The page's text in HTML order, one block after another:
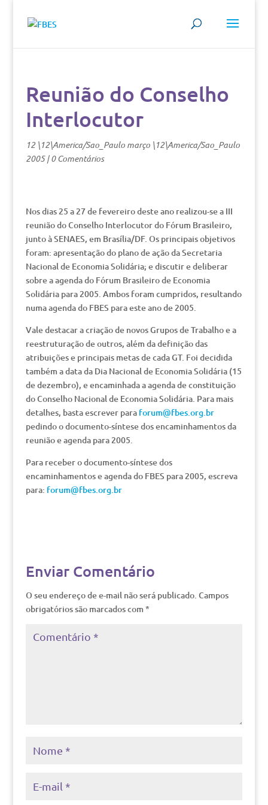
Reunião do Conselho
Interlocutor
12 \12\America/Sao_Paulo março \12\America/Sao_Paulo
2005|0 Comentários
Nos dias 25 a 27 de fevereiro deste ano realizou-se a III
reunião do Conselho Interlocutor do Fórum Brasileiro,
junto à SENAES, em Brasília/DF. Os principais objetivos
foram: apresentação do plano de ação da Secretaria
Nacional de Economia Solidária; e discutir e deliberar
sobre a agenda do Fórum Brasileiro de Economia
Solidária para 2005. Ambos foram cumpridos, resultando
numa agenda do FBES para este ano de 2005.
Vale destacar a criação de novos Grupos de Trabalho e a
reestruturação de outros, além da definição das
atribuições e principais metas de cada GT. Foi decidida
também a data da Dia Nacional de Economia Solidária (15
de dezembro), e encaminhada a agenda de constituição
do Conselho Nacional de Economia Solidária. Para mais
detalhes, basta escrever para forum@fbes.org.br
pedindo o documento-síntese dos encaminhamentos da
reunião e agenda para 2005.
Para receber o documento-síntese dos
encaminhamentos e agenda do FBES para 2005, escreva
para: forum@fbes.org.br
Enviar Comentário
O seu endereço de e-mail não será publicado. Campos
obrigatórios são marcados com *